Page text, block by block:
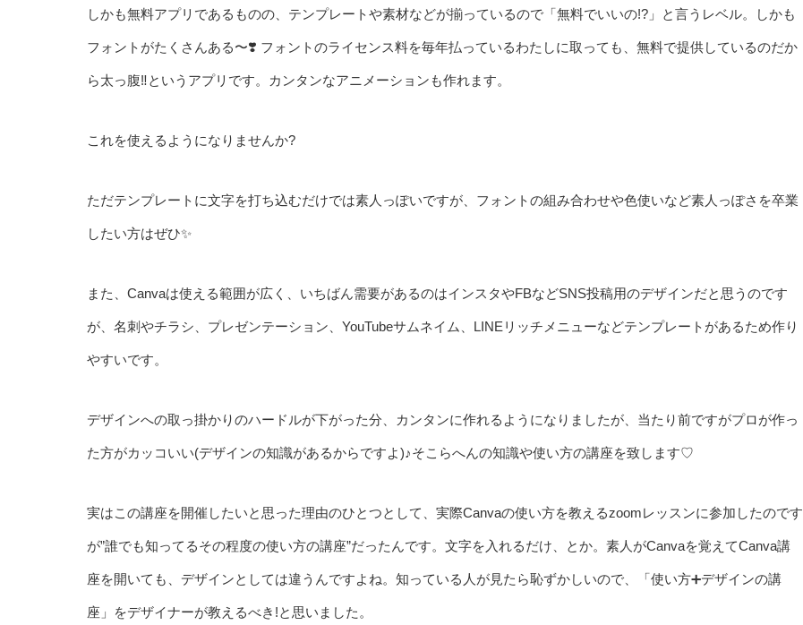
しかも無料アプリであるものの、テンプレートや素材などが揃っているので「無料でいいの!?」と言うレベル。しかも
フォントがたくさんある〜❣️ フォントのライセンス料を毎年払っているわたしに取っても、無料で提供しているのだか
ら太っ腹‼️というアプリです。カンタンなアニメーションも作れます。
これを使えるようになりませんか?
ただテンプレートに文字を打ち込むだけでは素人っぽいですが、フォントの組み合わせや色使いなど素人っぽさを卒業
したい方はぜひ✨
また、Canvaは使える範囲が広く、いちばん需要があるのはインスタやFBなどSNS投稿用のデザインだと思うのです
が、名刺やチラシ、プレゼンテーション、YouTubeサムネイム、LINEリッチメニューなどテンプレートがあるため作り
やすいです。
デザインへの取っ掛かりのハードルが下がった分、カンタンに作れるようになりましたが、当たり前ですがプロが作っ
た方がカッコいい(デザインの知識があるからですよ)♪そこらへんの知識や使い方の講座を致します♡
実はこの講座を開催したいと思った理由のひとつとして、実際Canvaの使い方を教えるzoomレッスンに参加したのです
が”誰でも知ってるその程度の使い方の講座”だったんです。文字を入れるだけ、とか。素人がCanvaを覚えてCanva講
座を開いても、デザインとしては違うんですよね。知っている人が見たら恥ずかしいので、「使い方➕デザインの講
座」をデザイナーが教えるべき!と思いました。